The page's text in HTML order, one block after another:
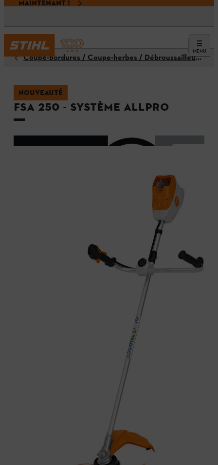
MAINTENANT !
MENU
Coupe-bordures / Coupe-herbes / Débroussailleuses
NOUVEAUTÉ
FSA 250 - Système ALLPRO